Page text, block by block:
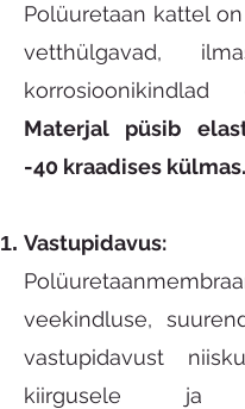
Polüuretaan kattel
vetthülgavad,
korrosioonikindlad
Materjal püsib
-40 kraadises külmas.
Vastupidavus:
veekindluse,
vastupidavust
kiirgusele ja